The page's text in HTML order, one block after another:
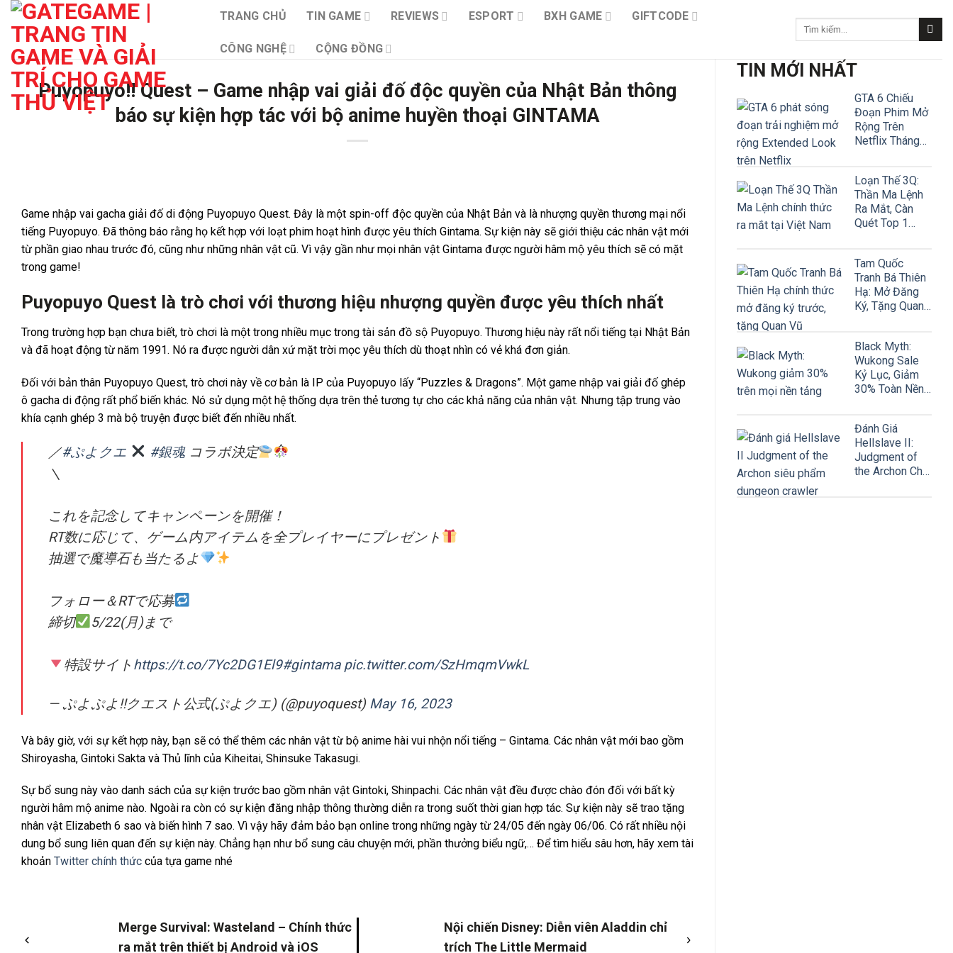
Bỏ
qua
dung
TRANG CHỦ TIN GAME REVIEWS ESPORT BXH GAME GIFTCODE
CÔNG NGHỆ CỘNG ĐỒNG
Tìm
Puyopuyo!! Quest – Game nhập vai giải đố độc quyền của Nhật Bản thông
báo sự kiện hợp tác với bộ anime huyền thoại GINTAMA
Game nhập vai gacha giải đố di động Puyopuyo Quest. Đây là một spin-off độc quyền của Nhật Bản và là nhượng quyền thương mại nổi
tiếng Puyopuyo. Đã thông báo rằng họ kết hợp với loạt phim hoạt hình được yêu thích Gintama. Sự kiện này sẽ giới thiệu các nhân vật mới
từ phần giao nhau trước đó, cũng như những nhân vật cũ. Vì vậy gần như mọi nhân vật Gintama được người hâm mộ yêu thích sẽ có mặt
trong game!
Puyopuyo Quest là trò chơi với thương hiệu nhượng quyền được yêu thích nhất
Trong trường hợp bạn chưa biết, trò chơi là một trong nhiều mục trong tài sản đồ sộ Puyopuyo. Thương hiệu này rất nổi tiếng tại Nhật Bản
và đã hoạt động từ năm 1991. Nó ra được người dân xứ mặt trời mọc yêu thích dù thoạt nhìn có vẻ khá đơn giản.
Đối với bản thân Puyopuyo Quest, trò chơi này về cơ bản là IP của Puyopuyo lấy “Puzzles & Dragons”. Một game nhập vai giải đố ghép
ô gacha di động rất phổ biến khác. Nó sử dụng một hệ thống dựa trên thẻ tương tự cho các khả năng của nhân vật. Nhưng tập trung vào
khía cạnh ghép 3 mà bộ truyện được biết đến nhiều nhất.
／#ぷよクエ #銀魂コラボ決定
＼
これを記念してキャンペーンを開催！
RT数に応じて、ゲーム内アイテムを全プレイヤーにプレゼント
抽選で魔導石も当たるよ
フォロー＆RTで応募
締切
5/22(月)まで
特設サイト https://t.co/7Yc2DG1El9#gintama pic.twitter.com/SzHmqmVwkL
— ぷよぷよ!!クエスト公式(ぷよクエ) (@puyoquest) May 16, 2023
Và bây giờ, với sự kết hợp này, bạn sẽ có thể thêm các nhân vật từ bộ anime hài vui nhộn nổi tiếng – Gintama. Các nhân vật mới bao gồm
Shiroyasha, Gintoki Sakta và Thủ lĩnh của Kiheitai, Shinsuke Takasugi.
Sự bổ sung này vào danh sách của sự kiện trước bao gồm nhân vật Gintoki, Shinpachi. Các nhân vật đều được chào đón đối với bất kỳ
người hâm mộ anime nào. Ngoài ra còn có sự kiện đăng nhập thông thường diễn ra trong suốt thời gian hợp tác. Sự kiện này sẽ trao tặng
nhân vật Elizabeth 6 sao và biến hình 7 sao. Vì vậy hãy đảm bảo bạn online trong những ngày từ 24/05 đến ngày 06/06. Có rất nhiều nội
dung bổ sung liên quan đến sự kiện này. Chẳng hạn như bổ sung câu chuyện mới, phần thưởng biểu ngữ,… Để tìm hiểu sâu hơn, hãy xem tài
khoản Twitter chính thức của tựa game nhé
Merge Survival: Wasteland – Chính thức
ra mắt trên thiết bị Android và iOS
Nội chiến Disney: Diễn viên Aladdin chỉ
trích The Little Mermaid
TIN MỚI NHẤT
GTA 6 Chiếu
Đoạn Phim Mở
Rộng Trên
Netflix Tháng
Loạn Thế 3Q:
Thần Ma Lệnh
Ra Mắt, Càn
Quét Top 1
Tam Quốc
Tranh Bá Thiên
Hạ: Mở Đăng
Ký, Tặng Quan
Black Myth:
Wukong Sale
Kỷ Lục, Giảm
30% Toàn Nền
Đánh Giá
Hellslave II:
Judgment of
the Archon Chi